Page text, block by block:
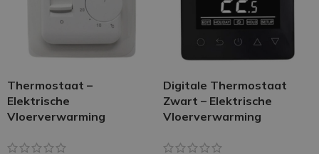
Thermostaat –
Elektrische
Vloerverwarming
Digitale Thermostaat
Zwart – Elektrische
Vloerverwarming